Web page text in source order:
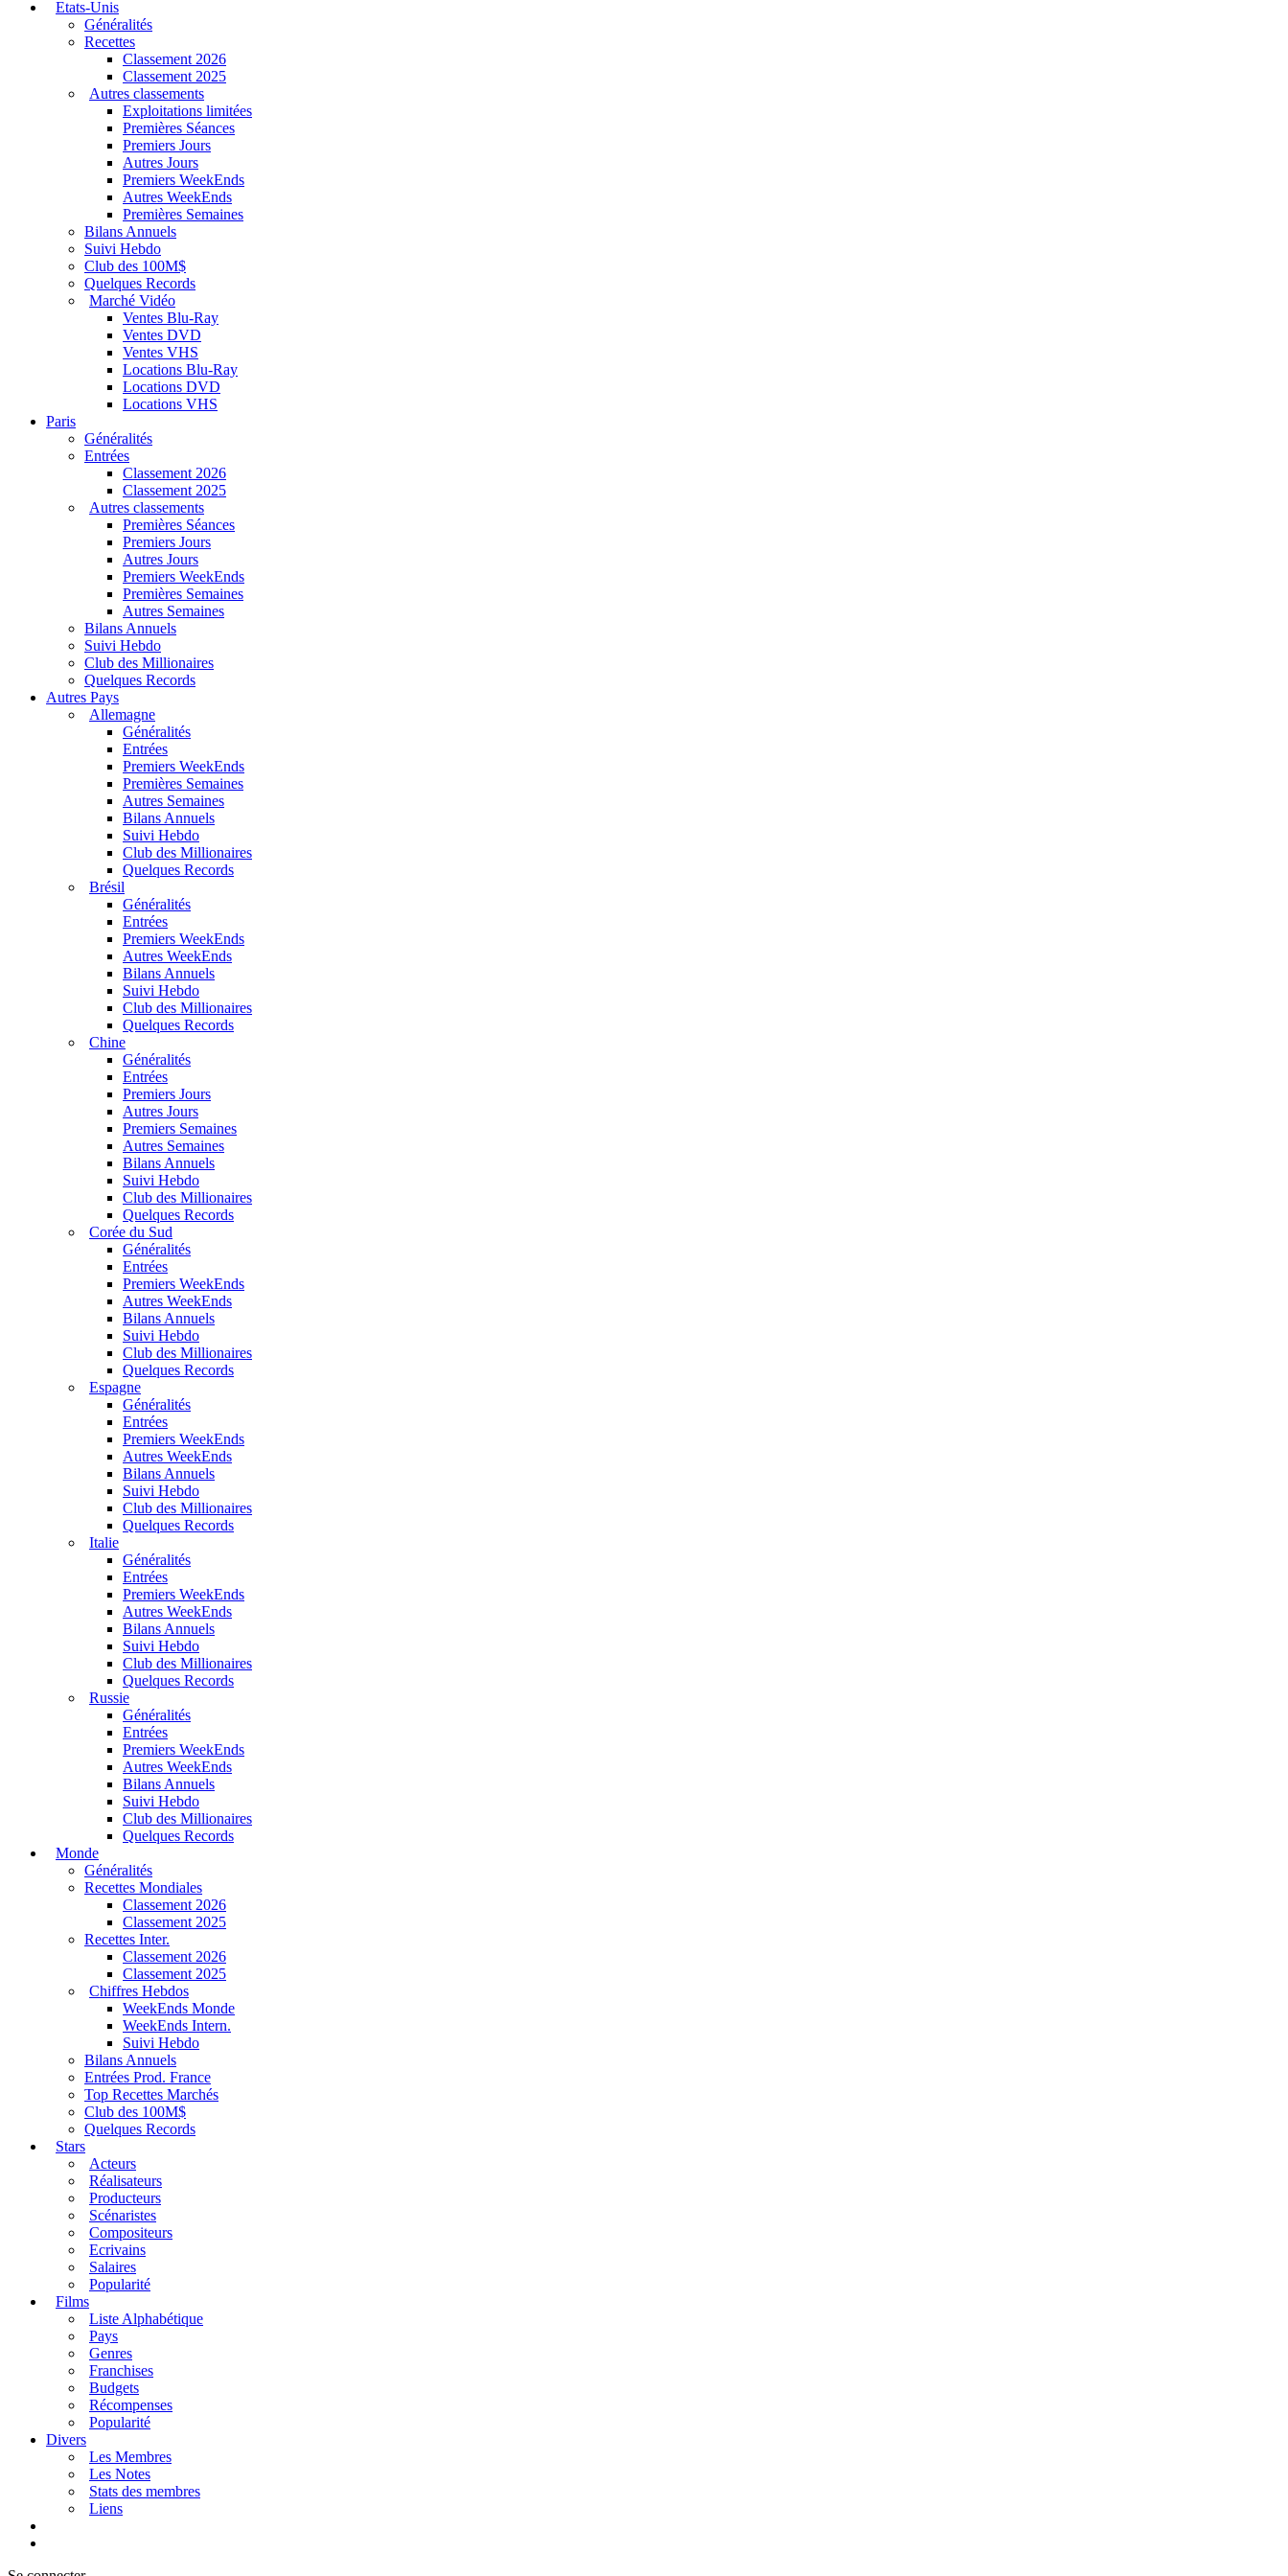
Etats-Unis
Généralités
Recettes
Classement 2026
Classement 2025
Autres classements
Exploitations limitées
Premières Séances
Premiers Jours
Autres Jours
Premiers WeekEnds
Autres WeekEnds
Premières Semaines
Bilans Annuels
Suivi Hebdo
Club des 100M$
Quelques Records
Marché Vidéo
Ventes Blu-Ray
Ventes DVD
Ventes VHS
Locations Blu-Ray
Locations DVD
Locations VHS
Paris
Généralités
Entrées
Classement 2026
Classement 2025
Autres classements
Premières Séances
Premiers Jours
Autres Jours
Premiers WeekEnds
Premières Semaines
Autres Semaines
Bilans Annuels
Suivi Hebdo
Club des Millionaires
Quelques Records
Autres Pays
Allemagne
Généralités
Entrées
Premiers WeekEnds
Premières Semaines
Autres Semaines
Bilans Annuels
Suivi Hebdo
Club des Millionaires
Quelques Records
Brésil
Généralités
Entrées
Premiers WeekEnds
Autres WeekEnds
Bilans Annuels
Suivi Hebdo
Club des Millionaires
Quelques Records
Chine
Généralités
Entrées
Premiers Jours
Autres Jours
Premiers Semaines
Autres Semaines
Bilans Annuels
Suivi Hebdo
Club des Millionaires
Quelques Records
Corée du Sud
Généralités
Entrées
Premiers WeekEnds
Autres WeekEnds
Bilans Annuels
Suivi Hebdo
Club des Millionaires
Quelques Records
Espagne
Généralités
Entrées
Premiers WeekEnds
Autres WeekEnds
Bilans Annuels
Suivi Hebdo
Club des Millionaires
Quelques Records
Italie
Généralités
Entrées
Premiers WeekEnds
Autres WeekEnds
Bilans Annuels
Suivi Hebdo
Club des Millionaires
Quelques Records
Russie
Généralités
Entrées
Premiers WeekEnds
Autres WeekEnds
Bilans Annuels
Suivi Hebdo
Club des Millionaires
Quelques Records
Monde
Généralités
Recettes Mondiales
Classement 2026
Classement 2025
Recettes Inter.
Classement 2026
Classement 2025
Chiffres Hebdos
WeekEnds Monde
WeekEnds Intern.
Suivi Hebdo
Bilans Annuels
Entrées Prod. France
Top Recettes Marchés
Club des 100M$
Quelques Records
Stars
Acteurs
Réalisateurs
Producteurs
Scénaristes
Compositeurs
Ecrivains
Salaires
Popularité
Films
Liste Alphabétique
Pays
Genres
Franchises
Budgets
Récompenses
Popularité
Divers
Les Membres
Les Notes
Stats des membres
Liens